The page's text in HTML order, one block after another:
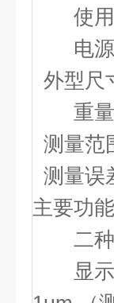
使用
电源
外型尺
重量
测量范
测量误
主要功能
二种
显示